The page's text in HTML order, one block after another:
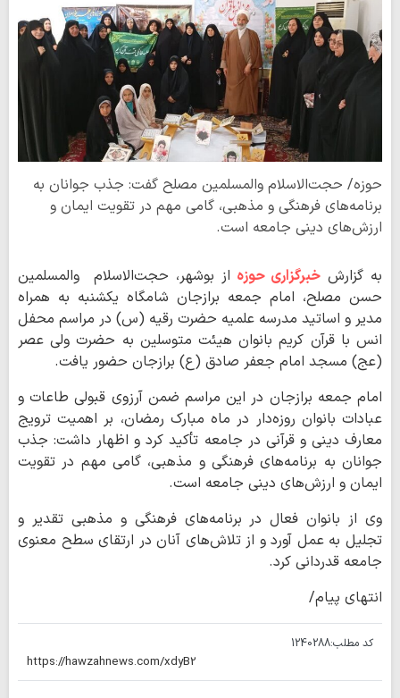
حوزه/ حجت‌الاسلام والمسلمین مصلح گفت: جذب جوانان به
برنامه‌های فرهنگی و مذهبی، گامی مهم در تقویت ایمان و
ارزش‌های دینی جامعه است.
به گزارش خبرگزاری حوزه از بوشهر، حجت‌الاسلام والمسلمین
حسن مصلح، امام جمعه برازجان شامگاه یکشنبه به همراه
مدیر و اساتید مدرسه علمیه حضرت رقیه (س) در مراسم محفل
انس با قرآن کریم بانوان هیئت متوسلین به حضرت ولی عصر
(عج) مسجد امام جعفر صادق (ع) برازجان حضور یافت.
امام جمعه برازجان در این مراسم ضمن آرزوی قبولی طاعات و
عبادات بانوان روزه‌دار در ماه مبارک رمضان، بر اهمیت ترویج
معارف دینی و قرآنی در جامعه تأکید کرد و اظهار داشت: جذب
جوانان به برنامه‌های فرهنگی و مذهبی، گامی مهم در تقویت
ایمان و ارزش‌های دینی جامعه است.
وی از بانوان فعال در برنامه‌های فرهنگی و مذهبی تقدیر و
تجلیل به عمل آورد و از تلاش‌های آنان در ارتقای سطح معنوی
جامعه قدردانی کرد.
انتهای پیام/
کد مطلب:1240288